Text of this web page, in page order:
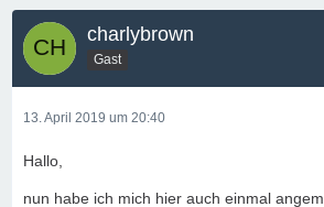
charlybrown
Gast
13. April 2019 um 20:40
Hallo,
nun habe ich mich hier auch einmal